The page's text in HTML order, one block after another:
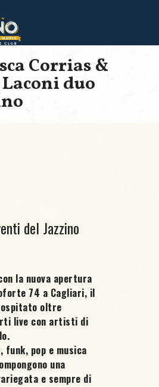
Corrias &
duo
del Jazzino
la nuova apertura
74 a Cagliari, il
ospitato oltre
live con artisti di
funk, pop e musica
una
e sempre di